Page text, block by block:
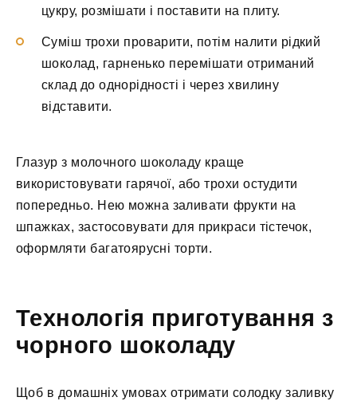
цукру, розмішати і поставити на плиту.
Суміш трохи проварити, потім налити рідкий
шоколад, гарненько перемішати отриманий
склад до однорідності і через хвилину
відставити.
Глазур з молочного шоколаду краще
використовувати гарячої, або трохи остудити
попередньо. Нею можна заливати фрукти на
шпажках, застосовувати для прикраси тістечок,
оформляти багатоярусні торти.
Технологія приготування з
чорного шоколаду
Щоб в домашніх умовах отримати солодку заливку